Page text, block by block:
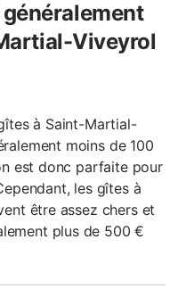
Viveyrol
à Saint-Martial-
moins de 100
est donc parfaite pour
les gîtes à
être assez chers et
plus de 500 €